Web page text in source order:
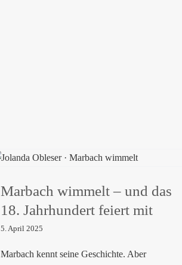
Marbach wimmelt – und das 18.
Marbach wimmelt – und das
18. Jahrhundert feiert mit
5. April 2025
Marbach kennt seine Geschichte. Aber